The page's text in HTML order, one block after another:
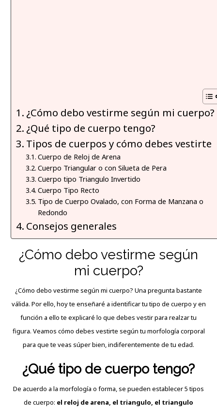
¿Cómo debo vestirme según mi cuerpo?
¿Qué tipo de cuerpo tengo?
Tipos de cuerpos y cómo debes vestirte
Cuerpo de Reloj de Arena
Cuerpo Triangular o con Silueta de Pera
Cuerpo tipo Triangulo Invertido
Cuerpo Tipo Recto
Tipo de Cuerpo Ovalado, con Forma de Manzana o
Redondo
Consejos generales
¿Cómo debo vestirme según
mi cuerpo?
¿Cómo debo vestirme según mi cuerpo? Una pregunta bastante
válida. Por ello, hoy te enseñaré a identificar tu tipo de cuerpo y en
función a ello te explicaré lo que debes vestir para realzar tu
figura. Veamos cómo debes vestirte según tu morfología corporal
para que te veas súper bien, indiferentemente de tu edad.
¿Qué tipo de cuerpo tengo?
De acuerdo a la morfología o forma, se pueden establecer 5 tipos
de cuerpo: el reloj de arena, el triangulo, el triangulo